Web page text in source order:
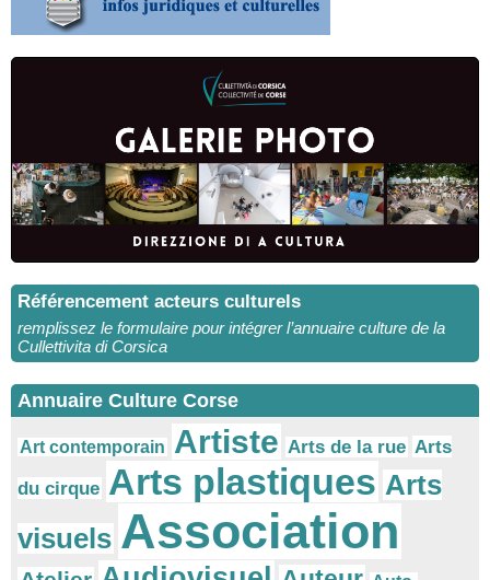
Référencement acteurs culturels
remplissez le formulaire pour intégrer l’annuaire culture de la
Cullettivita di Corsica
Annuaire Culture Corse
Art contemporain Artiste Arts de la rue Arts
du cirque Arts plastiques Arts
visuels Association